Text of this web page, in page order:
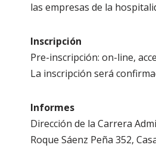
las empresas de la
Inscripción
Pre-inscripción: on-line,
La inscripción será
Informes
Dirección de la Carrera
Roque Sáenz Peña 352,